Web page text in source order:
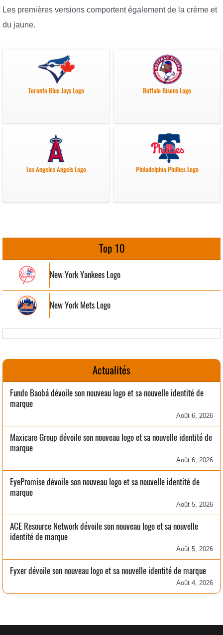
Les premières versions comportent également de la crème et
du jaune.
Toronto Blue Jays Logo Buffalo Bisons Logo
Los Angeles Angels Logo Philadelphia Phillies Logo
Top 10
New York Yankees Logo
New York Mets Logo
Actualités
Fundo Baobá dévoile son nouveau logo et sa nouvelle identité de
marque
Août 6, 2026
Maxicare Group dévoile son nouveau logo et sa nouvelle identité de
marque
Août 6, 2026
EyePromise dévoile son nouveau logo et sa nouvelle identité de
marque
Août 5, 2026
ACE Resource Network dévoile son nouveau logo et sa nouvelle
identité de marque
Août 5, 2026
Fyxer dévoile son nouveau logo et sa nouvelle identité de marque
Août 4, 2026